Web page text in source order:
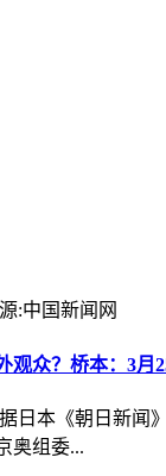
:中国新闻网
观众？桥本：3月
本《朝日新闻
奥组委...